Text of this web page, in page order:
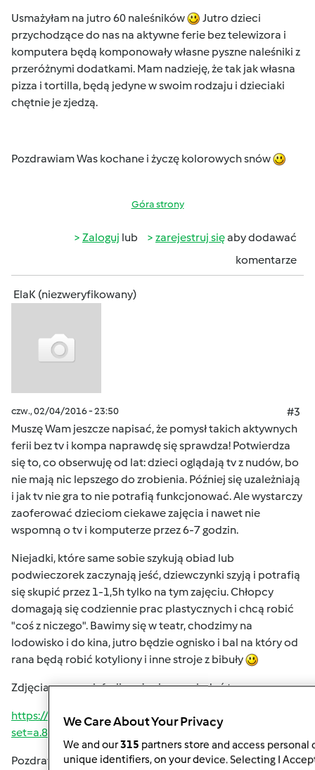
Usmażyłam na jutro 60 naleśników
Jutro dzieci
przychodzące do nas na aktywne ferie bez telewizora i
komputera będą komponowały własne pyszne naleśniki z
przeróżnymi dodatkami. Mam nadzieję, że tak jak własna
pizza i tortilla, będą jedyne w swoim rodzaju i dzieciaki
chętnie je zjedzą.
Pozdrawiam Was kochane i życzę kolorowych snów
Góra strony
Zaloguj lub zarejestruj sięaby dodawać
komentarze
ElaK (niezweryfikowany)
czw., 02/04/2016 - 23:50
#3
Muszę Wam jeszcze napisać, że pomysł takich aktywnych
ferii bez tv i kompa naprawdę się sprawdza! Potwierdza
się to, co obserwuję od lat: dzieci oglądają tv z nudów, bo
nie mają nic lepszego do zrobienia. Później się uzależniają
i jak tv nie gra to nie potrafią funkcjonować. Ale wystarczy
zaoferować dzieciom ciekawe zajęcia i nawet nie
wspomną o tv i komputerze przez 6-7 godzin.
Niejadki, które same sobie szykują obiad lub
podwieczorek zaczynają jeść, dziewczynki szyją i potrafią
się skupić przez 1-1,5h tylko na tym zajęciu. Chłopcy
domagają się codziennie prac plastycznych i chcą robić
"coś z niczego". Bawimy się w teatr, chodzimy na
lodowisko i do kina, jutro będzie ognisko i bal na który od
rana będą robić kotyliony i inne stroje z bibuły
Zdjęcia z naszych ferii możecie pooglądać tu:
https://www.facebook.com/media/set/?
Pozdrawiam i idę spać Jutro o 8:00 muszę być na
We Care About Your Privacy
We and our315 partners store and access personal
unique identifiers, on your device. Selecting I